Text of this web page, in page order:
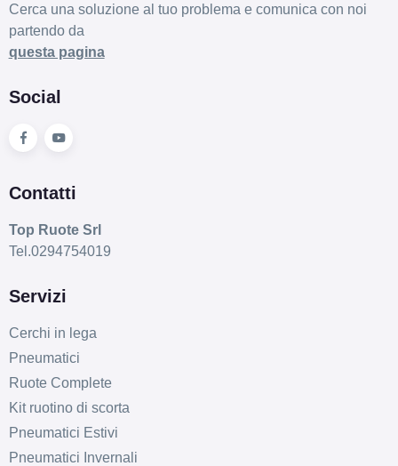
Cerca una soluzione al tuo problema e comunica con noi
partendo da
questa pagina
Social
Contatti
Top Ruote Srl
Tel.0294754019
Servizi
Cerchi in lega
Pneumatici
Ruote Complete
Kit ruotino di scorta
Pneumatici Estivi
Pneumatici Invernali